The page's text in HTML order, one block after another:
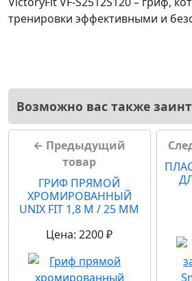
тренировки эффективными и
Возможно вас также
← Предыдущий
товар
ГРИФ ПРЯМОЙ
ХРОМИРОВАННЫЙ
UNIX FIT 1,8 М / 25 ММ
Цена: 2200 ₽